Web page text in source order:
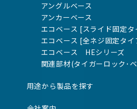
アングルベース
アンカーベース
エコベース [スライド固定タ
エコベース [全ネジ固定タイ
エコベース HEシリーズ
関連部材(タイガーロック･
用途から製品を探す